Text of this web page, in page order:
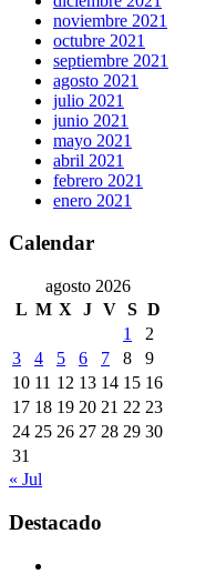
noviembre 2021
octubre 2021
septiembre 2021
agosto 2021
julio 2021
junio 2021
mayo 2021
abril 2021
febrero 2021
enero 2021
Calendar
agosto 2026
L M X J V S D
1
2
3
4 5 6 7 8
9
10 11 12 13 14 15 16
17 18 19 20 21 22 23
24 25 26 27 28 29 30
31
« Jul
Destacado